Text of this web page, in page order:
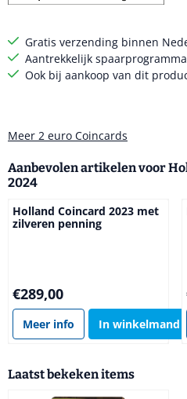
Gratis verzending binnen
Aantrekkelijk
Ook bij aankoop van dit
Meer 2 euro Coincards
Aanbevolen artikelen voor
2024
Holland Coincard 2023 met
zilveren penning
Prijs: 289,00
€289,00
Meer info In winkelmand
Laatst bekeken items